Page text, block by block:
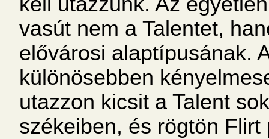
vasút nem a Talentet,
elővárosi alaptípusának.
különösebben
utazzon kicsit a Talent
székeiben, és rögtön Flirt